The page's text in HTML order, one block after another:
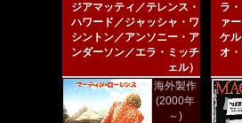
ジアマッティ／テレンス・
ハワード／ジャッシャ・ワ
シントン／アンソニー・ア
ンダーソン／エラ・ミッチ
ェル）
海外製作
(2000年
～)
ラ
ァ
ケ
オ